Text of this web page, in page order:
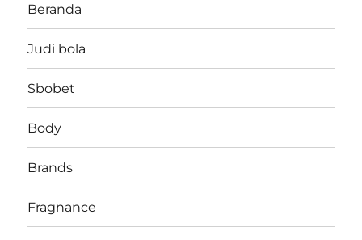
Beranda
Judi bola
Sbobet
Body
Brands
Fragnance